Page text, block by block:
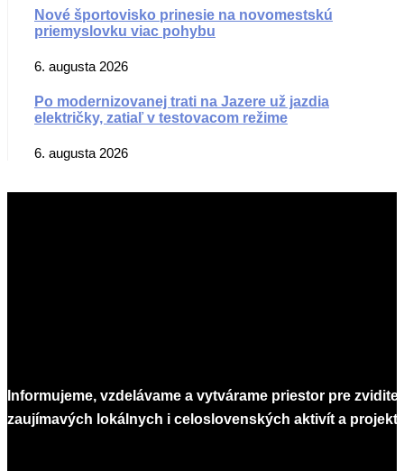
Nové športovisko prinesie na novomestskú
priemyslovku viac pohybu
6. augusta 2026
Po modernizovanej trati na Jazere už jazdia
električky, zatiaľ v testovacom režime
6. augusta 2026
Informujeme, vzdelávame a vytvárame priestor pre
zaujímavých lokálnych i celoslovenských aktivít a